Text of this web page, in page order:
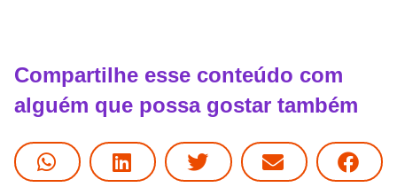
Compartilhe esse conteúdo com
alguém que possa gostar também